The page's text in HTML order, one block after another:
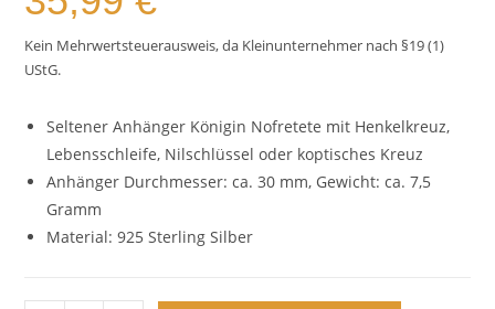
Kein Mehrwertsteuerausweis, da Kleinunternehmer nach §19 (1)
UStG.
Seltener Anhänger Königin Nofretete mit Henkelkreuz,
Lebensschleife, Nilschlüssel oder koptisches Kreuz
Anhänger Durchmesser: ca. 30 mm, Gewicht: ca. 7,5
Gramm
Material: 925 Sterling Silber